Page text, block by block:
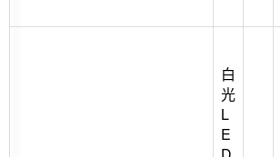
白
光
L
E